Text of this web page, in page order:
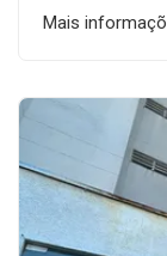
Mais